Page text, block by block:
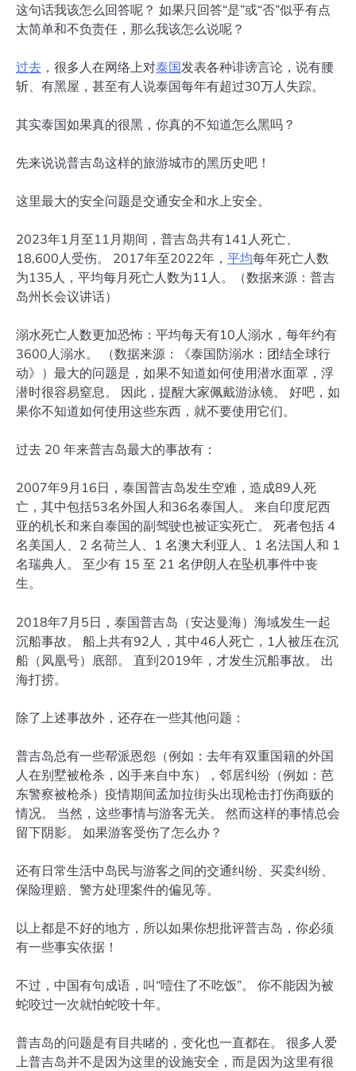
这句话我该怎么回答呢？ 如果只回答“是”或“否”似乎有点
太简单和不负责任，那么我该怎么说呢？
过去 ，很多人在网络上对泰国发表各种诽谤言论，说有腰
斩、有黑屋，甚至有人说泰国每年有超过30万人失踪。
其实泰国如果真的很黑，你真的不知道怎么黑吗？
先来说说普吉岛这样的旅游城市的黑历史吧！
这里最大的安全问题是交通安全和水上安全。
2023年1月至11月期间，普吉岛共有141人死亡、
18,600人受伤。 2017年至2022年， 平均每年死亡人数
为135人，平均每月死亡人数为11人。（数据来源：普吉
岛州长会议讲话）
溺水死亡人数更加恐怖：平均每天有10人溺水，每年约有
3600人溺水。 （数据来源：《泰国防溺水：团结全球行
动》）最大的问题是，如果不知道如何使用潜水面罩，浮
潜时很容易窒息。 因此，提醒大家佩戴游泳镜。 好吧，如
果你不知道如何使用这些东西，就不要使用它们。
过去 20 年来普吉岛最大的事故有：
2007年9月16日，泰国普吉岛发生空难，造成89人死
亡，其中包括53名外国人和36名泰国人。 来自印度尼西
亚的机长和来自泰国的副驾驶也被证实死亡。 死者包括 4
名美国人、2 名荷兰人、1 名澳大利亚人、1 名法国人和 1
名瑞典人。 至少有 15 至 21 名伊朗人在坠机事件中丧
生。
2018年7月5日，泰国普吉岛（安达曼海）海域发生一起
沉船事故。 船上共有92人，其中46人死亡，1人被压在沉
船（凤凰号）底部。 直到2019年，才发生沉船事故。 出
海打捞。
除了上述事故外，还存在一些其他问题：
普吉岛总有一些帮派恩怨（例如：去年有双重国籍的外国
人在别墅被枪杀，凶手来自中东），邻居纠纷（例如：芭
东警察被枪杀）疫情期间孟加拉街头出现枪击打伤商贩的
情况。 当然，这些事情与游客无关。 然而这样的事情总会
留下阴影。 如果游客受伤了怎么办？
还有日常生活中岛民与游客之间的交通纠纷、买卖纠纷、
保险理赔、警方处理案件的偏见等。
以上都是不好的地方，所以如果你想批评普吉岛，你必须
有一些事实依据！
不过，中国有句成语，叫“噎住了不吃饭”。 你不能因为被
蛇咬过一次就怕蛇咬十年。
普吉岛的问题是有目共睹的，变化也一直都在。 很多人爱
上普吉岛并不是因为这里的设施安全，而是因为这里有很